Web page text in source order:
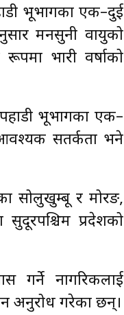
भूभागका एक–दुई
मनसुनी वायुको
भारी वर्षाको
भूभागका एक–
आवश्यक सतर्कता भने
सोलुखुम्बू र मोरङ,
सुदूरपश्चिम प्रदेशको
गर्ने नागरिकलाई
अनुरोध गरेका छन्।